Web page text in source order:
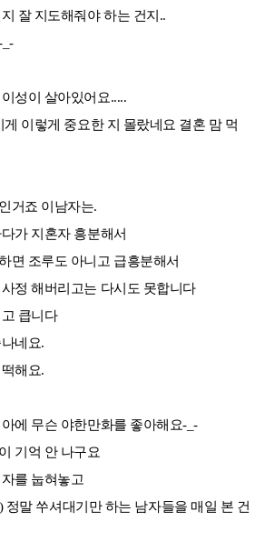
잘 지도해줘야 하는 건지..
성이 살아있어요.....
이렇게 중요한 지 몰랐네요 결혼 맘 먹
거죠 이남자는.
가 지혼자 흥분해서
면 조루도 아니고 급흥분해서
정 해버리고는 다시도 못합니다
큽니다
네요.
해요.
에 무슨 야한만화를 좋아해요-_-
기억 안 나구요
를 눕혀놓고
정말 쑤셔대기만 하는 남자들을 매일 본 건